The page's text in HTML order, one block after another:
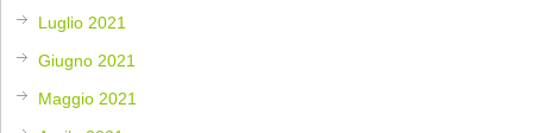
Luglio 2021
Giugno 2021
Maggio 2021